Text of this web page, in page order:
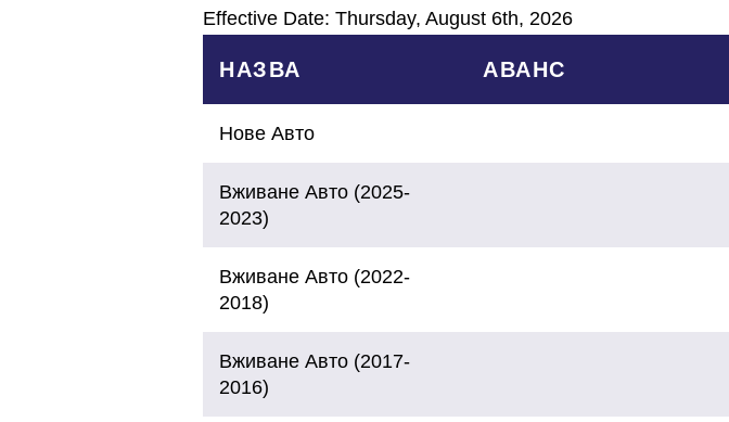
Effective Date: Thursday, August 6th, 2026
НАЗВА АВАНС
Нове Авто
Вживане Авто (2025-
2023)
Вживане Авто (2022-
2018)
Вживане Авто (2017-
2016)